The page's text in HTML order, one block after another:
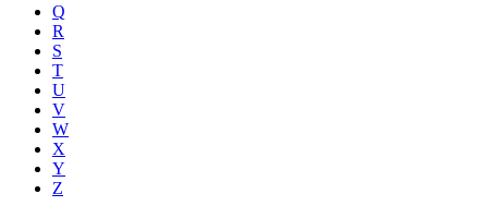
Q
R
S
T
U
V
W
X
Y
Z